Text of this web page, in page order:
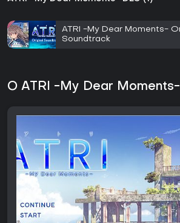
ATRI -My Dear Moments-
Soundtrack
O ATRI -My Dear Moments-